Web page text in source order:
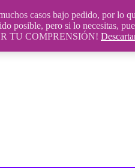
casos bajo pedido, por lo
posible, pero si lo necesitas,
TU COMPRENSIÓN!